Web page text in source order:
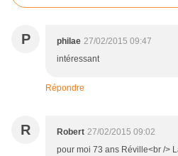
P philae 27/02/2015 09:47
intéressant
Répondre
R Robert 27/02/2015 09:02
pour moi 73 ans Réville<br />